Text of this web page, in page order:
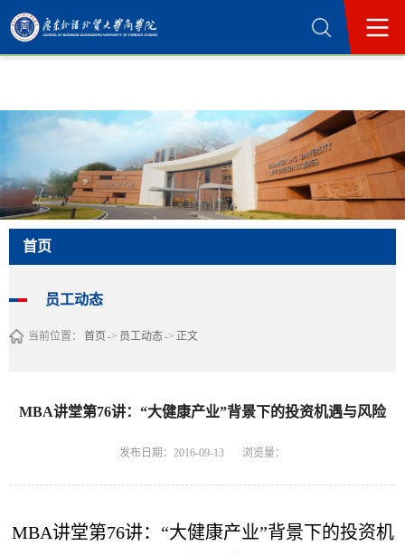
365英国上市公司(集团)官方网站-Official
首页
员工动态
当前位置： 首页 -> 员工动态-> 正文
MBA讲堂第76讲：“大健康产业”背景下的投资机遇与风险
发布日期：2016-09-13 浏览量：
MBA讲堂第76讲：“大健康产业”背景下的投资机